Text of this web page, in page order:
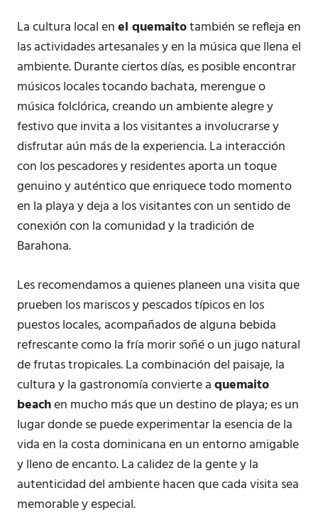
La cultura local enel quemaitotambién se refleja en
las actividades artesanales y en la música que llena el
ambiente. Durante ciertos días, es posible encontrar
músicos locales tocando bachata, merengue o
música folclórica, creando un ambiente alegre y
festivo que invita a los visitantes a involucrarse y
disfrutar aún más de la experiencia. La interacción
con los pescadores y residentes aporta un toque
genuino y auténtico que enriquece todo momento
en la playa y deja a los visitantes con un sentido de
conexión con la comunidad y la tradición de
Barahona.
Les recomendamos a quienes planeen una visita que
prueben los mariscos y pescados típicos en los
puestos locales, acompañados de alguna bebida
refrescante como la fría morir soñé o un jugo natural
de frutas tropicales. La combinación del paisaje, la
cultura y la gastronomía convierte aquemaito
beachen mucho más que un destino de playa; es un
lugar donde se puede experimentar la esencia de la
vida en la costa dominicana en un entorno amigable
y lleno de encanto. La calidez de la gente y la
autenticidad del ambiente hacen que cada visita sea
memorable y especial.